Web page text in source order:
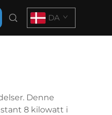
DA
Denne
8 kilowatt i